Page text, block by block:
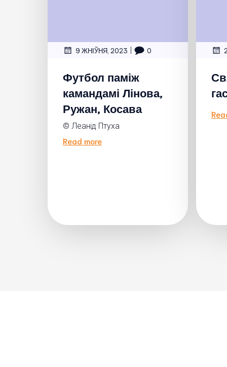
9 ЖНІЎНЯ, 2023 0
Футбол паміж
камандамі Лінова,
Ружан, Косава
© Леанід Птуха
Read more